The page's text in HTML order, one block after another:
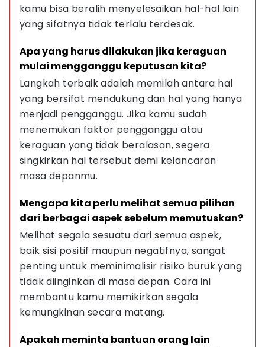
kamu bisa beralih menyelesaikan hal-hal lain
yang sifatnya tidak terlalu terdesak.
Apa yang harus dilakukan jika keraguan
mulai mengganggu keputusan kita?
Langkah terbaik adalah memilah antara hal
yang bersifat mendukung dan hal yang hanya
menjadi pengganggu. Jika kamu sudah
menemukan faktor pengganggu atau
keraguan yang tidak beralasan, segera
singkirkan hal tersebut demi kelancaran
masa depanmu.
Mengapa kita perlu melihat semua pilihan
dari berbagai aspek sebelum memutuskan?
Melihat segala sesuatu dari semua aspek,
baik sisi positif maupun negatifnya, sangat
penting untuk meminimalisir risiko buruk yang
tidak diinginkan di masa depan. Cara ini
membantu kamu memikirkan segala
kemungkinan secara matang.
Apakah meminta bantuan orang lain